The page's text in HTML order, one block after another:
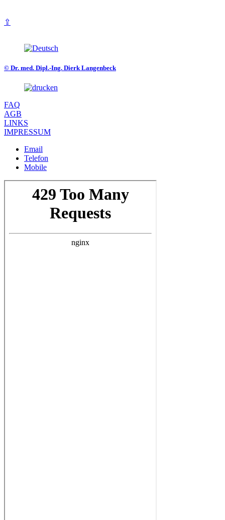
⇪
© Dr. med. Dipl.-Ing. Dierk Langenbeck
FAQ
AGB
LINKS
IMPRESSUM
Email
Telefon
Mobile